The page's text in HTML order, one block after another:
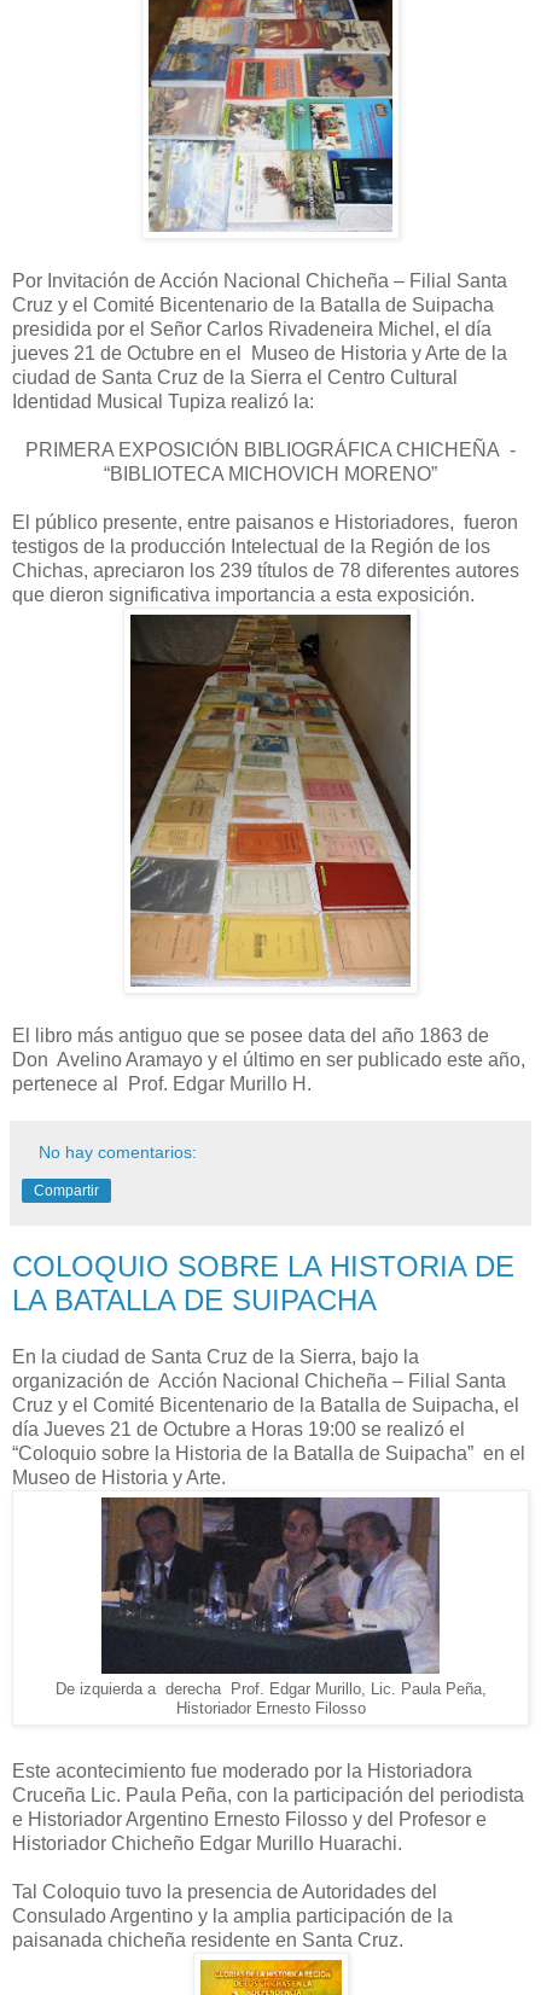
Por Invitación de Acción Nacional Chicheña – Filial Santa
Cruz y el Comité Bicentenario de la Batalla de Suipacha
presidida por el Señor Carlos Rivadeneira Michel, el día
jueves 21 de Octubre en el Museo de Historia y Arte de la
ciudad de Santa Cruz de la Sierra el Centro Cultural
Identidad Musical Tupiza realizó la:
PRIMERA EXPOSICIÓN BIBLIOGRÁFICA CHICHEÑA -
“BIBLIOTECA MICHOVICH MORENO”
El público presente, entre paisanos e Historiadores, fueron
testigos de la producción Intelectual de la Región de los
Chichas, apreciaron los 239 títulos de 78 diferentes autores
que dieron significativa importancia a esta exposición.
El libro más antiguo que se posee data del año 1863 de
Don Avelino Aramayo y el último en ser publicado este año,
pertenece al Prof. Edgar Murillo H.
No hay comentarios:
Compartir
COLOQUIO SOBRE LA HISTORIA DE
LA BATALLA DE SUIPACHA
En la ciudad de Santa Cruz de la Sierra, bajo la
organización de Acción Nacional Chicheña – Filial Santa
Cruz y el Comité Bicentenario de la Batalla de Suipacha, el
día Jueves 21 de Octubre a Horas 19:00 se realizó el
“Coloquio sobre la Historia de la Batalla de Suipacha” en el
Museo de Historia y Arte.
De izquierda a derecha Prof. Edgar Murillo, Lic. Paula Peña,
Historiador Ernesto Filosso
Este acontecimiento fue moderado por la Historiadora
Cruceña Lic. Paula Peña, con la participación del periodista
e Historiador Argentino Ernesto Filosso y del Profesor e
Historiador Chicheño Edgar Murillo Huarachi.
Tal Coloquio tuvo la presencia de Autoridades del
Consulado Argentino y la amplia participación de la
paisanada chicheña residente en Santa Cruz.